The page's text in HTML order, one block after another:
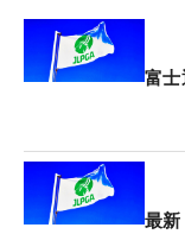
ー。「これが今
なので流れは良
ュ。「あの距離
ないので、ラッ
富
最